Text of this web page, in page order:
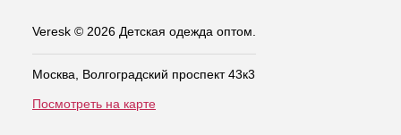
Veresk © 2026 Детская одежда оптом.
Москва, Волгоградский проспект 43к3
Посмотреть на карте